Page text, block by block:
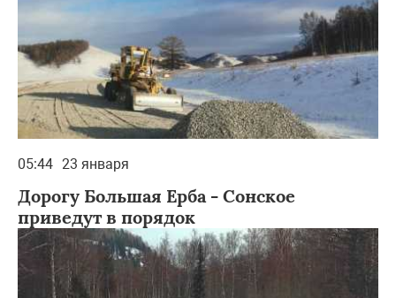
05:44 23 января
Дорогу Большая Ерба - Сонское
приведут в порядок